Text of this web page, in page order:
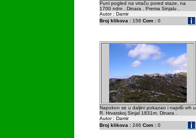
Puni pogled na vrtaču pored staze, na
1700 ndm . Dinara . Prema Sinjalu .
Autor : Damir
Broj klikova : 158 Com : 0
Napokon se u daljini pokazao i najviši vrh u
R. Hrvatskoj Sinjal 1831m. Dinara .
Autor : Damir
Broj klikova : 246 Com : 0